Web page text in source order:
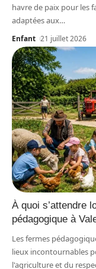
havre de paix pour les
adaptées aux…
Enfant 21 juillet 2026
À quoi s’attendre
pédagogique à
Les fermes
lieux incontournables
l'agriculture et du